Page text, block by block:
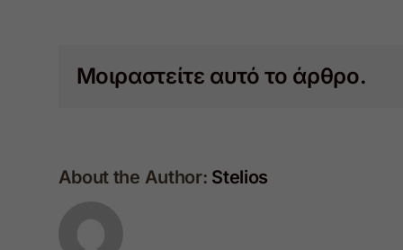
Μοιραστείτε αυτό το άρθρο.
About the Author: Stelios